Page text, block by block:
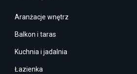
Aranżacje wnętrz
Balkon i taras
Kuchnia i jadalnia
Łazienka